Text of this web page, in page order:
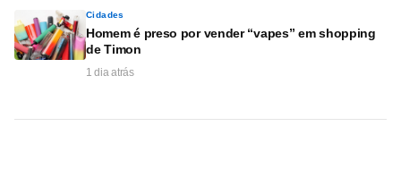
Cidades
Homem é preso por vender “vapes” em shopping
de Timon
1 dia atrás